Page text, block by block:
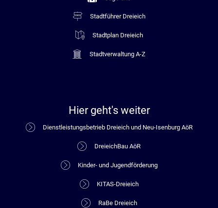
Stadtführer Dreieich
Stadtplan Dreieich
Stadtverwaltung A-Z
Hier geht's weiter
Dienstleistungsbetrieb Dreieich und Neu-Isenburg AöR
DreieichBau AöR
Kinder- und Jugendförderung
KITAS-Dreieich
RaBe Dreieich